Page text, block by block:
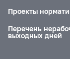
Проекты
Перечень
выходных дней